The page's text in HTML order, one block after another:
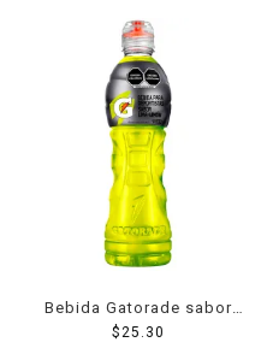
Bebida Gatorade sabor
lima limón 600 ml
$25.30